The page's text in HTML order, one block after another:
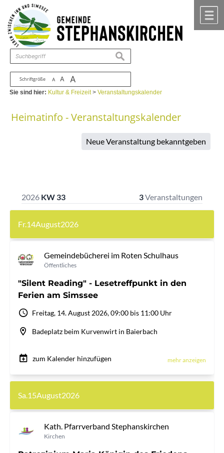
Zum Inhalt ,zur Navigation
Schriftgröße A A A
suchen
Sie sind hier: Kultur & Freizeit>Veranstaltungskalender
Heimatinfo - Veranstaltungskalender